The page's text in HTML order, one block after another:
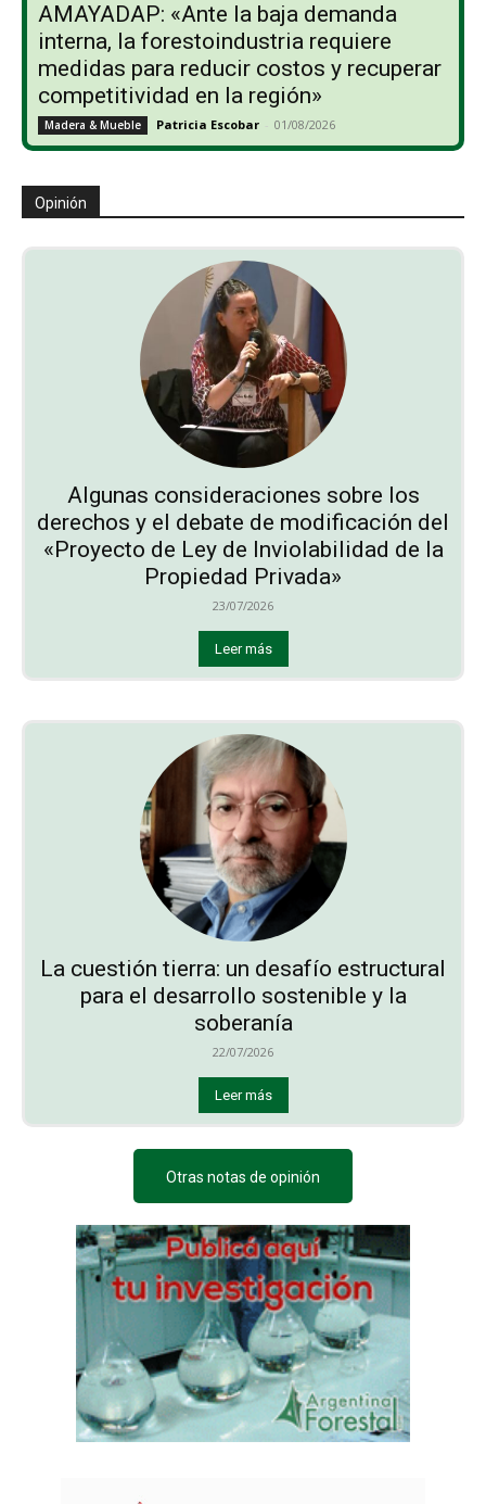
AMAYADAP: «Ante la baja demanda
interna, la forestoindustria requiere
medidas para reducir costos y recuperar
competitividad en la región»
Madera & Mueble Patricia Escobar - 01/08/2026
Opinión
Algunas consideraciones sobre los
derechos y el debate de modificación del
«Proyecto de Ley de Inviolabilidad de la
Propiedad Privada»
23/07/2026
Leer más
La cuestión tierra: un desafío estructural
para el desarrollo sostenible y la
soberanía
22/07/2026
Leer más
Otras notas de opinión